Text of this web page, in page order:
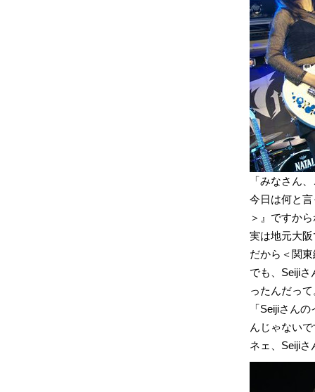
「みなさん
今日は何と
＞』ですか
実は地元大
だから＜関
でも、Seiji
ったんだっ
「Seijiさん
んじゃない
ネェ、Seijiさ